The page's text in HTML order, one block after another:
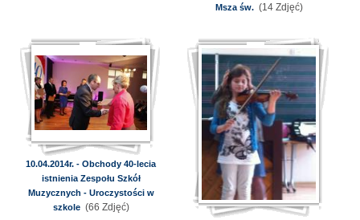
Msza św. (14 Zdjęć)
10.04.2014r. - Obchody 40-lecia
istnienia Zespołu Szkół
Muzycznych - Uroczystości w
szkole (66 Zdjęć)